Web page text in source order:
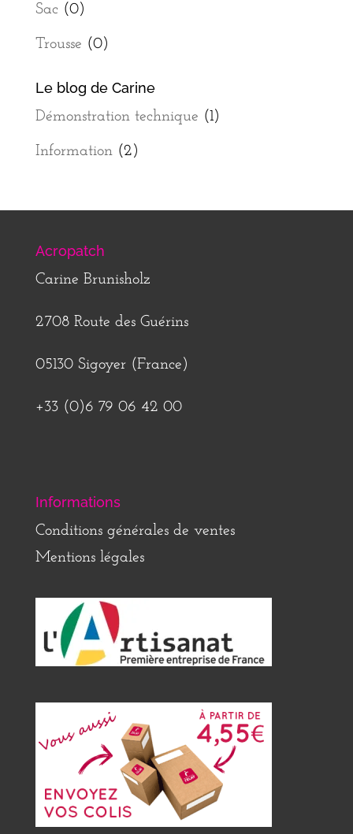
Sac (0)
Trousse (0)
Le blog de Carine
Démonstration technique (1)
Information(2)
Acropatch
Carine Brunisholz
2708 Route des Guérins
05130 Sigoyer (France)
+33 (0)6 79 06 42 00
Informations
Conditions générales de ventes
Mentions légales